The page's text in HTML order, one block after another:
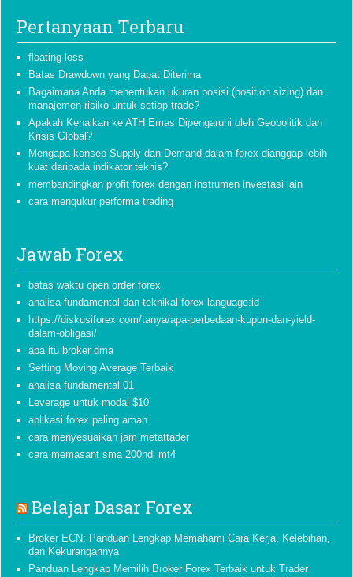
Pertanyaan Terbaru
floating loss
Batas Drawdown yang Dapat Diterima
Bagaimana Anda menentukan ukuran posisi (position sizing) dan
manajemen risiko untuk setiap trade?
Apakah Kenaikan ke ATH Emas Dipengaruhi oleh Geopolitik dan
Krisis Global?
Mengapa konsep Supply dan Demand dalam forex dianggap lebih
kuat daripada indikator teknis?
membandingkan profit forex dengan instrumen investasi lain
cara mengukur performa trading
Jawab Forex
batas waktu open order forex
analisa fundamental dan teknikal forex language:id
https://diskusiforex com/tanya/apa-perbedaan-kupon-dan-yield-
dalam-obligasi/
apa itu broker dma
Setting Moving Average Terbaik
analisa fundamental 01
Leverage untuk modal $10
aplikasi forex paling aman
cara menyesuaikan jam metattader
cara memasant sma 200ndi mt4
Belajar Dasar Forex
Broker ECN: Panduan Lengkap Memahami Cara Kerja, Kelebihan,
dan Kekurangannya
Panduan Lengkap Memilih Broker Forex Terbaik untuk Trader